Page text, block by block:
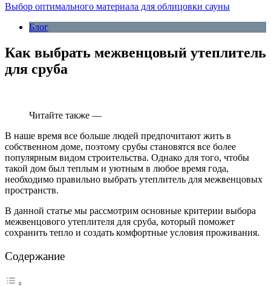
Выбор оптимального материала для облицовки сауны
Блог
Как выбрать межвенцовый утеплитель
для сруба
Читайте также —
В наше время все больше людей предпочитают жить в
собственном доме, поэтому срубы становятся все более
популярным видом строительства. Однако для того, чтобы
такой дом был теплым и уютным в любое время года,
необходимо правильно выбрать утеплитель для межвенцовых
пространств.
В данной статье мы рассмотрим основные критерии выбора
межвенцового утеплителя для сруба, который поможет
сохранить тепло и создать комфортные условия проживания.
Содержание